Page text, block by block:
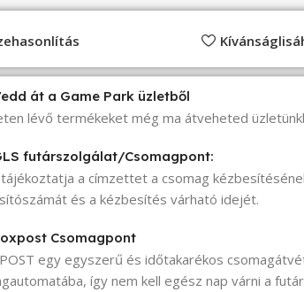
át a Game Park üzletből
lévő termékeket még ma átveheted
futárszolgálat/Csomagpont:
tájékoztatja a címzettet a csomag
és a kézbesítés várható idejét.
Csomagpont
egy egyszerű és időtakarékos
így nem kell egész nap várni a